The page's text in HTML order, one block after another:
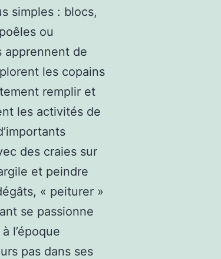
simples : blocs,
ou
apprennent de
les copains
remplir et
les activités de
des craies sur
et peindre
« peiturer »
se passionne
l’époque
pas dans ses